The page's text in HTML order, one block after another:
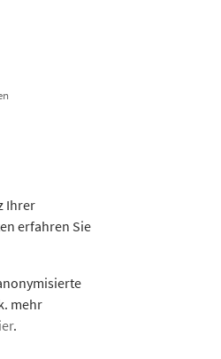
Ihrer
erfahren Sie
mehr
.